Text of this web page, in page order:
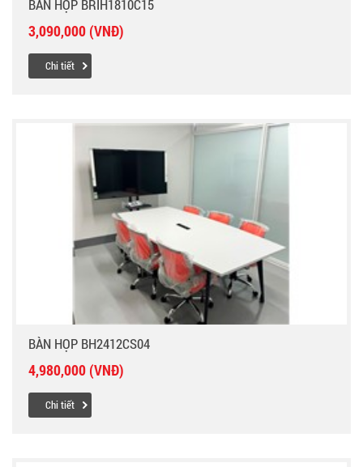
BÀN HỌP BRIH1810C15
3,090,000 (VNĐ)
Chi tiết
BÀN HỌP BH2412CS04
4,980,000 (VNĐ)
Chi tiết